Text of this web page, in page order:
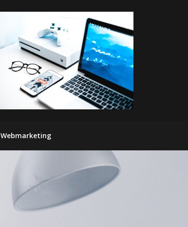
Webmarketing